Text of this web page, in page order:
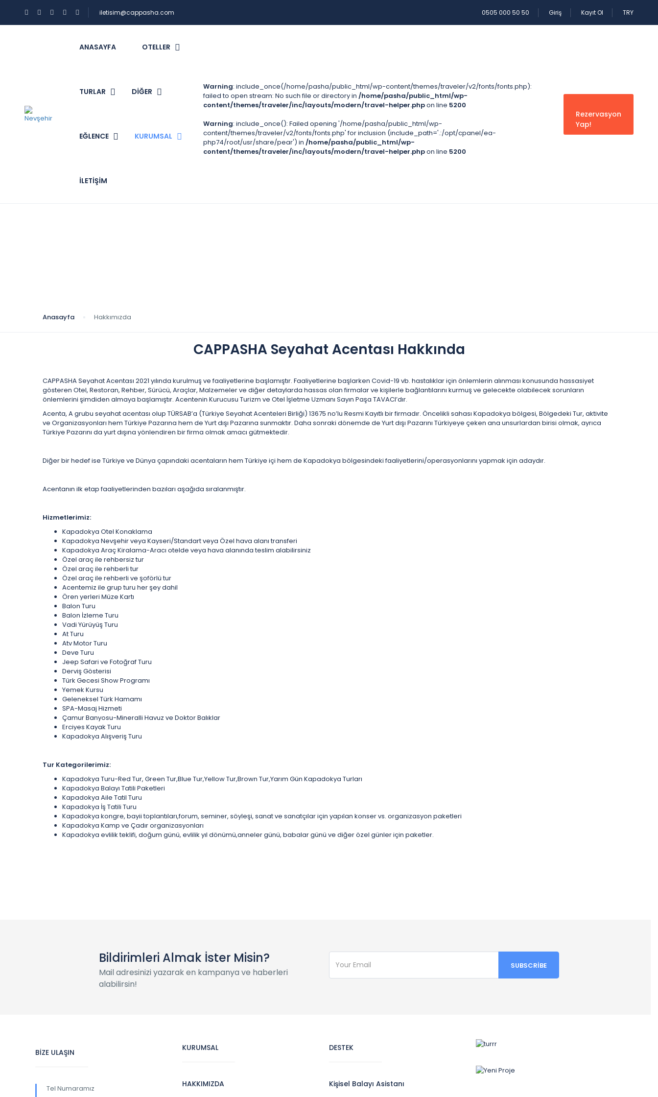
iletisim@cappasha.com 0505 000 50 50 Giriş Kayıt Ol TRY
ANASAYFA OTELLER
TURLAR DİĞER
EĞLENCE KURUMSAL
İLETIŞIM
Warning: include_once(/home/pasha/public_html/wp-content/themes/traveler/v2/fonts/fonts.php):
failed to open stream: No such file or directory in /home/pasha/public_html/wp-
content/themes/traveler/inc/layouts/modern/travel-helper.phpon line 5200
Warning: include_once(): Failed opening '/home/pasha/public_html/wp-
content/themes/traveler/v2/fonts/fonts.php' for inclusion (include_path='.:/opt/cpanel/ea-
php74/root/usr/share/pear') in /home/pasha/public_html/wp-
content/themes/traveler/inc/layouts/modern/travel-helper.phpon line 5200
Rezervasyon
Yap!
Anasayfa Hakkımızda
CAPPASHA Seyahat Acentası Hakkında
CAPPASHA Seyahat Acentası 2021 yılında kurulmuş ve faaliyetlerine başlamıştır. Faaliyetlerine başlarken Covid-19 vb. hastalıklar için önlemlerin alınması konusunda hassasiyet
gösteren Otel, Restoran, Rehber, Sürücü, Araçlar, Malzemeler ve diğer detaylarda hassas olan firmalar ve kişilerle bağlantılarını kurmuş ve gelecekte olabilecek sorunların
önlemlerini şimdiden almaya başlamıştır. Acentenin Kurucusu Turizm ve Otel İşletme Uzmanı Sayın Paşa TAVACI’dır.
Acenta, A grubu seyahat acentası olup TÜRSAB’a (Türkiye Seyahat Acenteleri Birliği) 13675 no’lu Resmi Kayıtlı bir firmadır. Öncelikli sahası Kapadokya bölgesi, Bölgedeki Tur, aktivite
ve Organizasyonları hem Türkiye Pazarına hem de Yurt dışı Pazarına sunmaktır. Daha sonraki dönemde de Yurt dışı Pazarını Türkiyeye çeken ana unsurlardan birisi olmak, ayrıca
Türkiye Pazarını da yurt dışına yönlendiren bir firma olmak amacı gütmektedir.
Diğer bir hedef ise Türkiye ve Dünya çapındaki acentaların hem Türkiye içi hem de Kapadokya bölgesindeki faaliyetlerini/operasyonlarını yapmak için adaydır.
Acentanın ilk etap faaliyetlerinden bazıları aşağıda sıralanmıştır.
Hizmetlerimiz:
Kapadokya Otel Konaklama
Kapadokya Nevşehir veya Kayseri/Standart veya Özel hava alanı transferi
Kapadokya Araç Kiralama-Aracı otelde veya hava alanında teslim alabilirsiniz
Özel araç ile rehbersiz tur
Özel araç ile rehberli tur
Özel araç ile rehberli ve şoförlü tur
Acentemiz ile grup turu her şey dahil
Ören yerleri Müze Kartı
Balon Turu
Balon İzleme Turu
Vadi Yürüyüş Turu
At Turu
Atv Motor Turu
Deve Turu
Jeep Safari ve Fotoğraf Turu
Derviş Gösterisi
Türk Gecesi Show Programı
Yemek Kursu
Geleneksel Türk Hamamı
SPA-Masaj Hizmeti
Çamur Banyosu-Mineralli Havuz ve Doktor Balıklar
Erciyes Kayak Turu
Kapadokya Alışveriş Turu
Tur Kategorilerimiz:
Kapadokya Turu-Red Tur, Green Tur,Blue Tur,Yellow Tur,Brown Tur,Yarım Gün Kapadokya Turları
Kapadokya Balayı Tatili Paketleri
Kapadokya Aile Tatil Turu
Kapadokya İş Tatili Turu
Kapadokya kongre, bayii toplantıları,forum, seminer, söyleşi, sanat ve sanatçılar için yapılan konser vs. organizasyon paketleri
Kapadokya Kamp ve Çadır organizasyonları
Kapadokya evlilik teklifi, doğum günü, evlilik yıl dönümü,anneler günü, babalar günü ve diğer özel günler için paketler.
Bildirimleri Almak İster Misin?
Mail adresinizi yazarak en kampanya ve haberleri
alabilirsin!
BİZE ULAŞIN
Tel Numaramız
KURUMSAL
HAKKIMIZDA
DESTEK
Kişisel Balayı Asistanı